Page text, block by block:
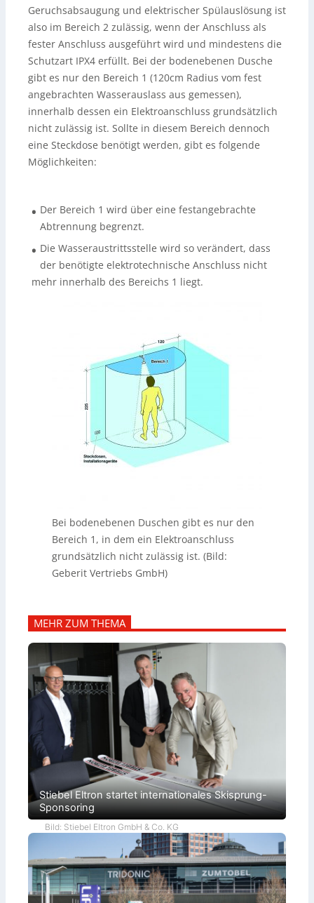
Geruchsabsaugung und elektrischer Spülauslösung ist
also im Bereich 2 zulässig, wenn der Anschluss als
fester Anschluss ausgeführt wird und mindestens die
Schutzart IPX4 erfüllt. Bei der bodenebenen Dusche
gibt es nur den Bereich 1 (120cm Radius vom fest
angebrachten Wasserauslass aus gemessen),
innerhalb dessen ein Elektroanschluss grundsätzlich
nicht zulässig ist. Sollte in diesem Bereich dennoch
eine Steckdose benötigt werden, gibt es folgende
Möglichkeiten:
• Der Bereich 1 wird über eine festangebrachte
Abtrennung begrenzt.
• Die Wasseraustrittsstelle wird so verändert, dass
der benötigte elektrotechnische Anschluss nicht
mehr innerhalb des Bereichs 1 liegt.
Bei bodenebenen Duschen gibt es nur den
Bereich 1, in dem ein Elektroanschluss
grundsätzlich nicht zulässig ist. (Bild:
Geberit Vertriebs GmbH)
MEHR ZUM THEMA
Stiebel Eltron startet internationales Skisprung-
Sponsoring
Bild: Stiebel Eltron GmbH & Co. KG